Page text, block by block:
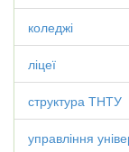
коледжі
ліцеї
структура ТНТУ
управління